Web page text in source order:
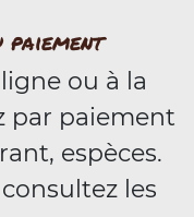
paiement
ou à la
par paiement
espèces.
les